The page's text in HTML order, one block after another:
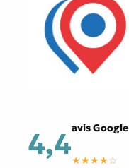
4,4avis Google
★★★★☆